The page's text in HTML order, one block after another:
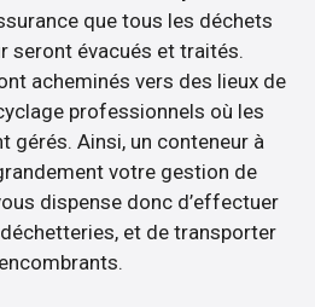
que tous les déchets
seront évacués et traités.
acheminés vers des lieux de
professionnels où les
gérés. Ainsi, un conteneur à
votre gestion de
dispense donc d’effectuer
et de transporter